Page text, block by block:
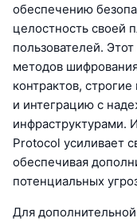
обеспечению
целостность своей
пользователей.
методов
контрактов,
и интеграцию с
инфраструктурами.
Protocol усиливает
обеспечивая
потенциальных
Для